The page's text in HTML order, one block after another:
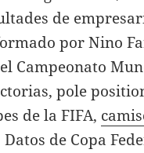
de
por Nino
Campeonato
pole
de la FIFA,
de Copa